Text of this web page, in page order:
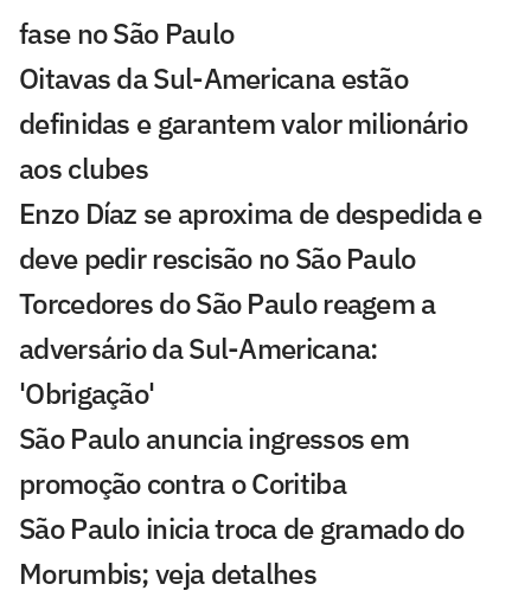
fase no São Paulo
Oitavas da Sul-Americana estão
definidas e garantem valor milionário
aos clubes
Enzo Díaz se aproxima de despedida e
deve pedir rescisão no São Paulo
Torcedores do São Paulo reagem a
adversário da Sul-Americana:
'Obrigação'
São Paulo anuncia ingressos em
promoção contra o Coritiba
São Paulo inicia troca de gramado do
Morumbis; veja detalhes